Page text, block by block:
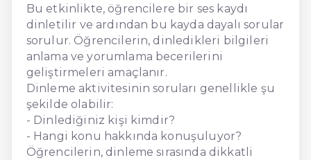
Bu etkinlikte, öğrencilere bir ses kaydı
dinletilir ve ardından bu kayda dayalı sorular
sorulur. Öğrencilerin, dinledikleri bilgileri
anlama ve yorumlama becerilerini
geliştirmeleri amaçlanır.
Dinleme aktivitesinin soruları genellikle şu
şekilde olabilir:
- Dinlediğiniz kişi kimdir?
- Hangi konu hakkında konuşuluyor?
Öğrencilerin, dinleme sırasında dikkatli